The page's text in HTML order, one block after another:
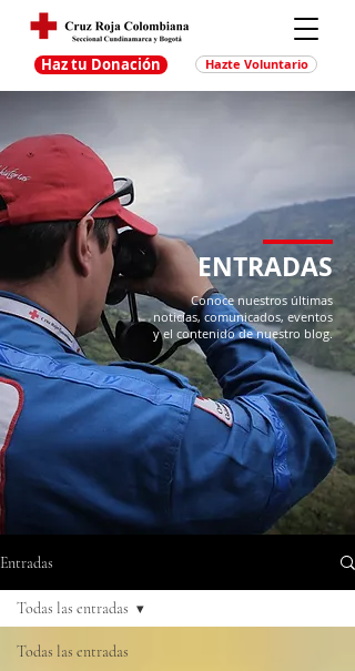
Haz tu Donación Hazte Voluntario
ENTRADAS
Conoce nuestros últimas
noticias, comunicados, eventos
y el contenido de nuestro blog.
Entradas
Todas las entradas
Todas las entradas